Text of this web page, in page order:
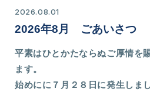
2026.08.01
2026年8月 ごあいさつ
平素はひとかたならぬご厚情を
ます。
始めにに７月２８日に発生しま